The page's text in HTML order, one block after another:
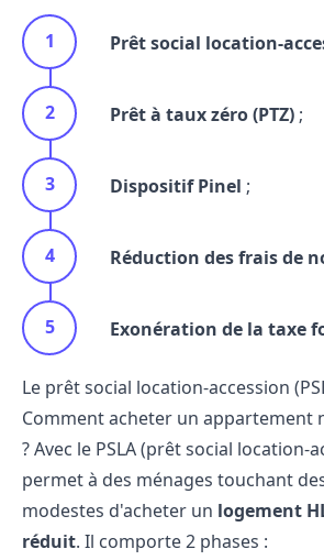
Prêt social location-
Prêt à taux zéro (PTZ);
Dispositif Pinel ;
Réduction des frais de
Exonération de la taxe
Le prêt social location-accession
Comment acheter un appartement
? Avec le PSLA (prêt social location-
permet à des ménages touchant
modestes d'acheter un logement
réduit. Il comporte 2 phases :